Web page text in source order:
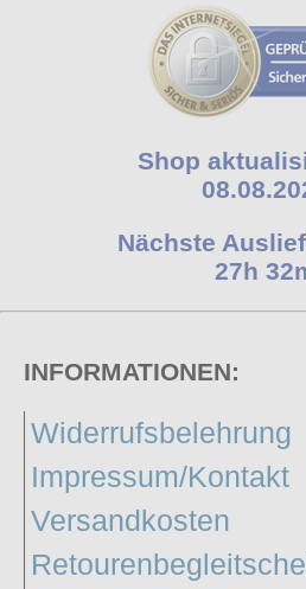
Shop
Nächste
27h
INFORMATIONEN:
Widerrufsbelehrung
Impressum/Kontakt
Versandkosten